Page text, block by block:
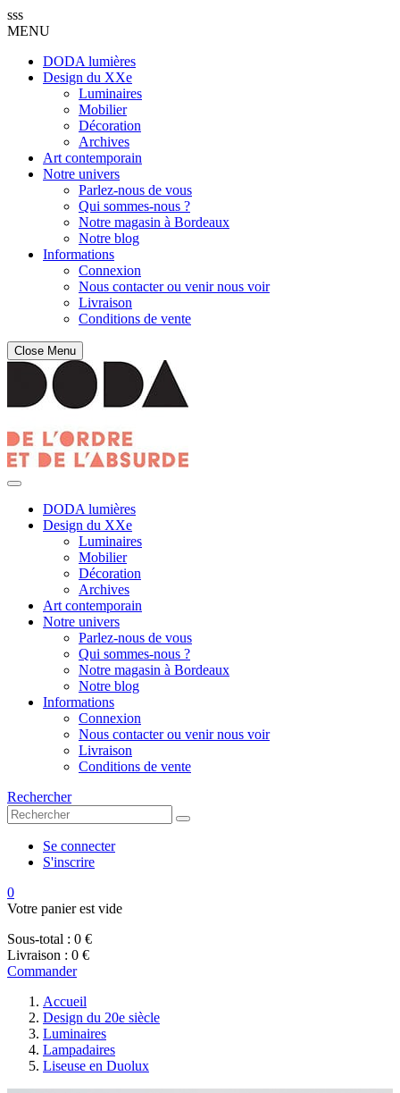
sss
MENU
DODA lumières
Design du XXe
Luminaires
Mobilier
Décoration
Archives
Art contemporain
Notre univers
Parlez-nous de vous
Qui sommes-nous ?
Notre magasin à Bordeaux
Notre blog
Informations
Connexion
Nous contacter ou venir nous voir
Livraison
Conditions de vente
Close Menu
DODA lumières
Design du XXe
Luminaires
Mobilier
Décoration
Archives
Art contemporain
Notre univers
Parlez-nous de vous
Qui sommes-nous ?
Notre magasin à Bordeaux
Notre blog
Informations
Connexion
Nous contacter ou venir nous voir
Livraison
Conditions de vente
Rechercher
Se connecter
S'inscrire
0
Votre panier est vide
Sous-total : 0 €
Livraison : 0 €
Commander
Accueil
Design du 20e siècle
Luminaires
Lampadaires
Liseuse en Duolux